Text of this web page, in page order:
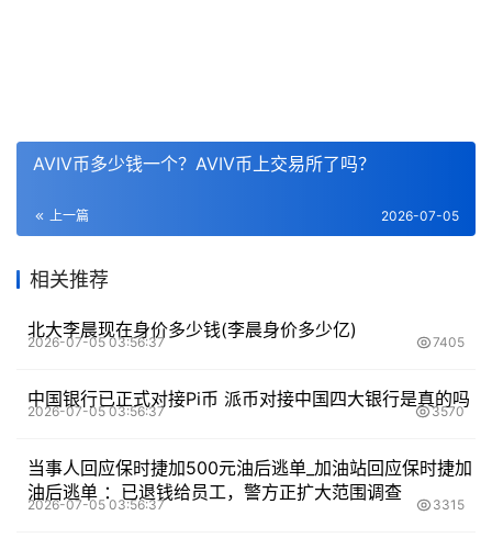
AVIV币多少钱一个？AVIV币上交易所了吗？
上一篇 2026-07-05
相关推荐
北大李晨现在身价多少钱(李晨身价多少亿)
2026-07-05 03:56:37 7405
中国银行已正式对接Pi币 派币对接中国四大银行是真的吗
2026-07-05 03:56:37 3570
当事人回应保时捷加500元油后逃单_加油站回应保时捷加
油后逃单 ：已退钱给员工，警方正扩大范围调查
2026-07-05 03:56:37 3315